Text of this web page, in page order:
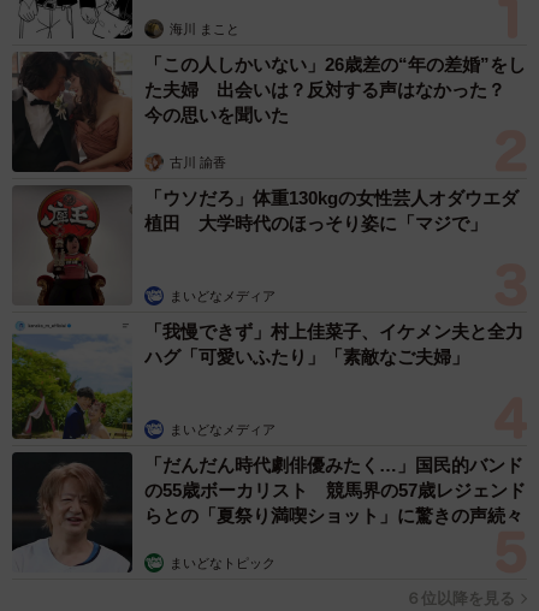
「ちなみに効果があるかどうかは、やる前は全然わかりま
せんでした」
結果、20分くらい気づかれず。これはたまには役立つか
も…
このパネルは、ビッグダミー（スーパーとかにある巨大な
パネル）など、販促物をつくってるリンクスさんにお願い
https://t.co/zLfGDZpiPa
pic.twitter.com/zp5qiyqoRq
— 佐藤ねじ🌲ブルーパドル (@sato_nezi)
2019
海川 まこと
「この人しかいない」26歳差の“年の差婚”をし
た夫婦 出会いは？反対する声はなかった？
今の思いを聞いた
古川 諭香
「ウソだろ」体重130kgの女性芸人オダウエダ
植田 大学時代のほっそり姿に「マジで」
まいどなメディア
「我慢できず」村上佳菜子、イケメン夫と全力
ハグ「可愛いふたり」「素敵なご夫婦」
まいどなメディア
「だんだん時代劇俳優みたく…」国民的バンド
の55歳ボーカリスト 競馬界の57歳レジェンド
らとの「夏祭り満喫ショット」に驚きの声続々
まいどなトピック
６位以降を見る